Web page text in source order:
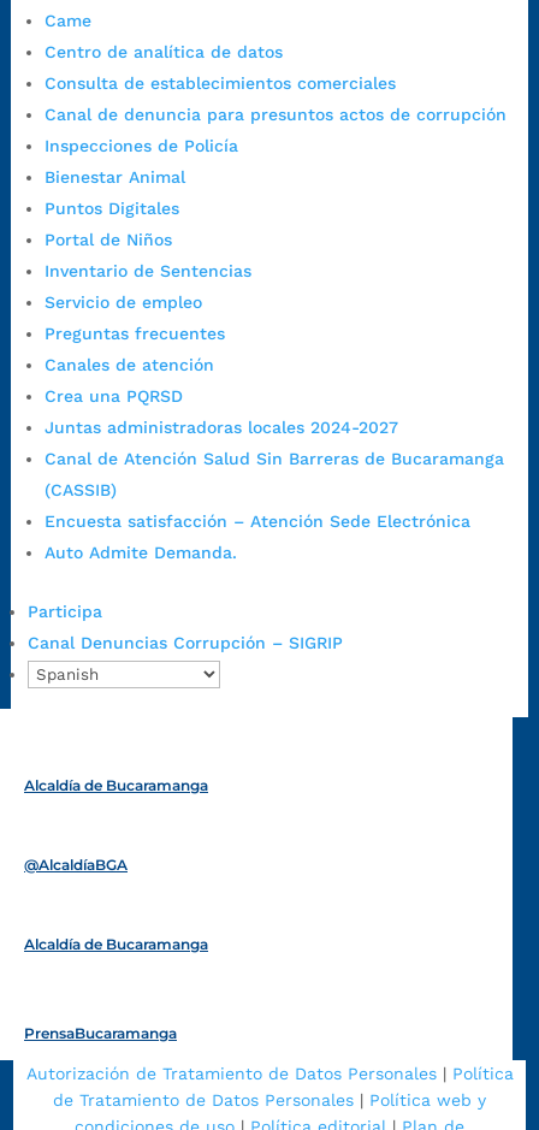
Came
Centro de analítica de datos
Consulta de establecimientos comerciales
Canal de denuncia para presuntos actos de corrupción
Inspecciones de Policía
Bienestar Animal
Puntos Digitales
Portal de Niños
Inventario de Sentencias
Servicio de empleo
Preguntas frecuentes
Canales de atención
Crea una PQRSD
Juntas administradoras locales 2024-2027
Canal de Atención Salud Sin Barreras de Bucaramanga
(CASSIB)
Encuesta satisfacción – Atención Sede Electrónica
Auto Admite Demanda.
Participa
Canal Denuncias Corrupción – SIGRIP
https://www.bucaramanga.gov.co/gobierno-ciudadanos-
1/secretarias/oficina-de-control-interno-disciplinario/
Alcaldía de Bucaramanga
@AlcaldíaBGA
Alcaldía de Bucaramanga
PrensaBucaramanga
Autorización de Tratamiento de Datos Personales| Política
de Tratamiento de Datos Personales | Política web y